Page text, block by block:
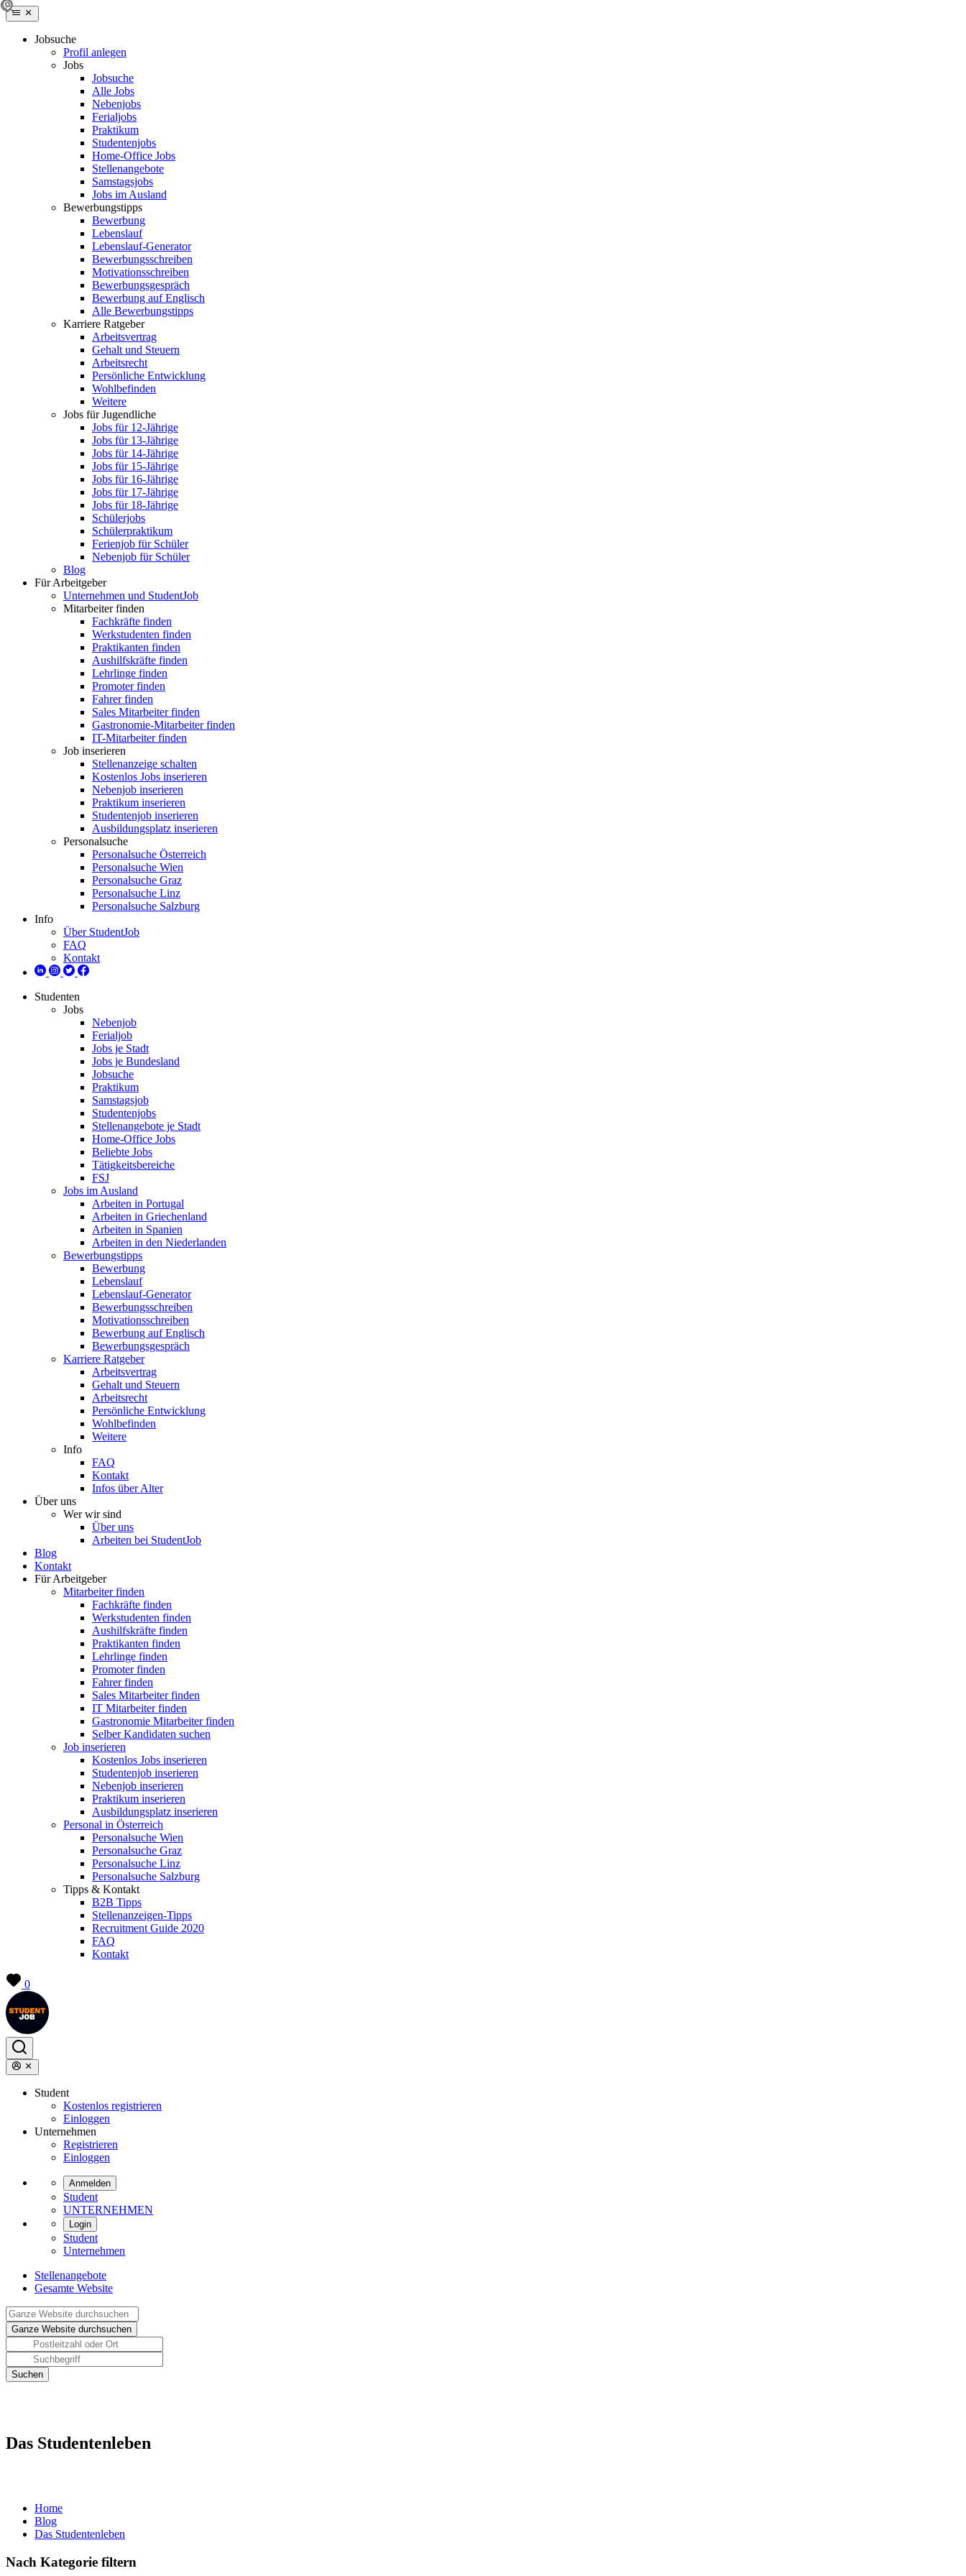
Jobsuche
Profil anlegen
Jobs
Jobsuche
Alle Jobs
Nebenjobs
Ferialjobs
Praktikum
Studentenjobs
Home-Office Jobs
Stellenangebote
Samstagsjobs
Jobs im Ausland
Bewerbungstipps
Bewerbung
Lebenslauf
Lebenslauf-Generator
Bewerbungsschreiben
Motivationsschreiben
Bewerbungsgespräch
Bewerbung auf Englisch
Alle Bewerbungstipps
Karriere Ratgeber
Arbeitsvertrag
Gehalt und Steuern
Arbeitsrecht
Persönliche Entwicklung
Wohlbefinden
Weitere
Jobs für Jugendliche
Jobs für 12-Jährige
Jobs für 13-Jährige
Jobs für 14-Jährige
Jobs für 15-Jährige
Jobs für 16-Jährige
Jobs für 17-Jährige
Jobs für 18-Jährige
Schülerjobs
Schülerpraktikum
Ferienjob für Schüler
Nebenjob für Schüler
Blog
Für Arbeitgeber
Unternehmen und StudentJob
Mitarbeiter finden
Fachkräfte finden
Werkstudenten finden
Praktikanten finden
Aushilfskräfte finden
Lehrlinge finden
Promoter finden
Fahrer finden
Sales Mitarbeiter finden
Gastronomie-Mitarbeiter finden
IT-Mitarbeiter finden
Job inserieren
Stellenanzeige schalten
Kostenlos Jobs inserieren
Nebenjob inserieren
Praktikum inserieren
Studentenjob inserieren
Ausbildungsplatz inserieren
Personalsuche
Personalsuche Österreich
Personalsuche Wien
Personalsuche Graz
Personalsuche Linz
Personalsuche Salzburg
Info
Über StudentJob
FAQ
Kontakt
Studenten
Jobs
Nebenjob
Ferialjob
Jobs je Stadt
Jobs je Bundesland
Jobsuche
Praktikum
Samstagsjob
Studentenjobs
Stellenangebote je Stadt
Home-Office Jobs
Beliebte Jobs
Tätigkeitsbereiche
FSJ
Jobs im Ausland
Arbeiten in Portugal
Arbeiten in Griechenland
Arbeiten in Spanien
Arbeiten in den Niederlanden
Bewerbungstipps
Bewerbung
Lebenslauf
Lebenslauf-Generator
Bewerbungsschreiben
Motivationsschreiben
Bewerbung auf Englisch
Bewerbungsgespräch
Karriere Ratgeber
Arbeitsvertrag
Gehalt und Steuern
Arbeitsrecht
Persönliche Entwicklung
Wohlbefinden
Weitere
Info
FAQ
Kontakt
Infos über Alter
Über uns
Wer wir sind
Über uns
Arbeiten bei StudentJob
Blog
Kontakt
Für Arbeitgeber
Mitarbeiter finden
Fachkräfte finden
Werkstudenten finden
Aushilfskräfte finden
Praktikanten finden
Lehrlinge finden
Promoter finden
Fahrer finden
Sales Mitarbeiter finden
IT Mitarbeiter finden
Gastronomie Mitarbeiter finden
Selber Kandidaten suchen
Job inserieren
Kostenlos Jobs inserieren
Studentenjob inserieren
Nebenjob inserieren
Praktikum inserieren
Ausbildungsplatz inserieren
Personal in Österreich
Personalsuche Wien
Personalsuche Graz
Personalsuche Linz
Personalsuche Salzburg
Tipps & Kontakt
B2B Tipps
Stellenanzeigen-Tipps
Recruitment Guide 2020
FAQ
Kontakt
0
Student
Kostenlos registrieren
Einloggen
Unternehmen
Registrieren
Einloggen
Anmelden
Student
UNTERNEHMEN
Login
Student
Unternehmen
Stellenangebote
Gesamte Website
Das Studentenleben
Home
Blog
Das Studentenleben
Nach Kategorie filtern